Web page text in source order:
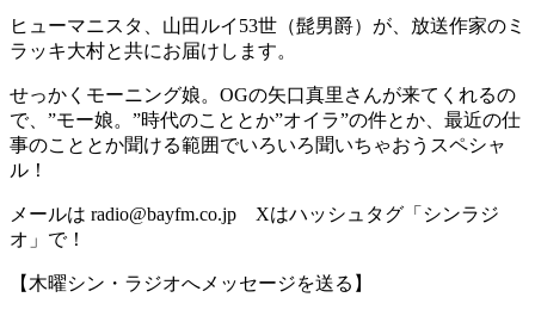
ヒューマニスタ、山田ルイ53世（髭男爵）が、放送作家のミ
ラッキ大村と共にお届けします。
せっかくモーニング娘。OGの矢口真里さんが来てくれるの
で、”モー娘。”時代のこととか”オイラ”の件とか、最近の仕
事のこととか聞ける範囲でいろいろ聞いちゃおうスペシャ
ル！
メールは radio@bayfm.co.jp Xはハッシュタグ「シンラジ
オ」で！
【木曜シン・ラジオへメッセージを送る】